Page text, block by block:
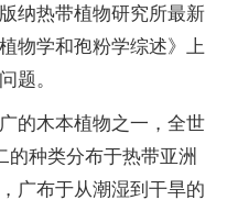
纳热带植物研究所最新
物学和孢粉学综述》上
题。
的木本植物之一，全世
的种类分布于热带亚洲
广布于从潮湿到干旱的